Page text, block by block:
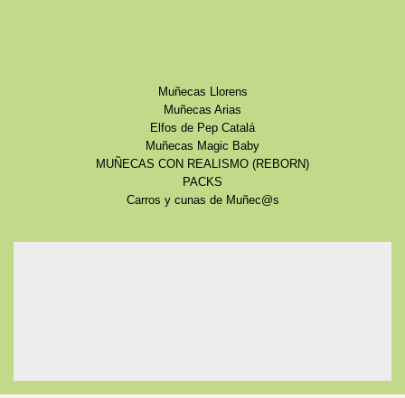
Muñecas Llorens
Muñecas Arias
Elfos de Pep Catalá
Muñecas Magic Baby
MUÑECAS CON REALISMO (REBORN)
PACKS
Carros y cunas de Muñec@s